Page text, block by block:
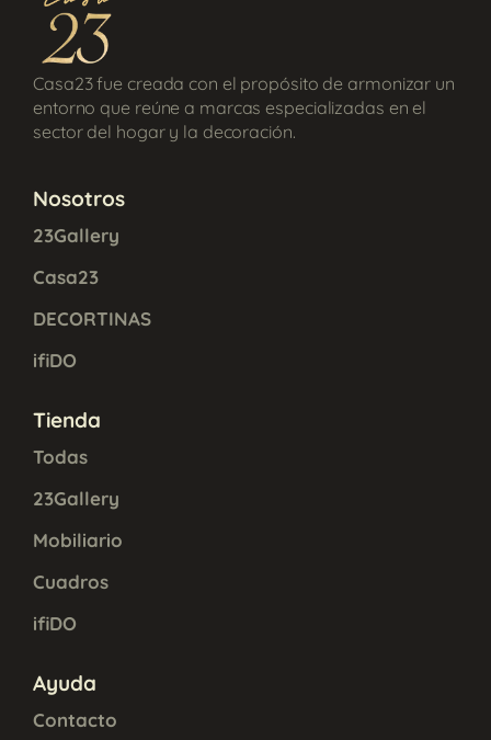
Casa23 fue creada con el propósito de armonizar un
entorno que reúne a marcas especializadas en el
sector del hogar y la decoración.
Nosotros
23Gallery
Casa23
DECORTINAS
ifiDO
Tienda
Todas
23Gallery
Mobiliario
Cuadros
ifiDO
Ayuda
Contacto